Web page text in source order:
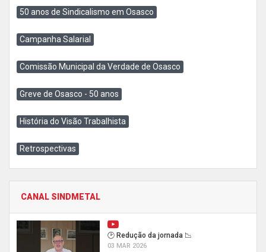
50 anos de Sindicalismo em Osasco
Campanha Salarial
Comissão Municipal da Verdade de Osasco
Greve de Osasco - 50 anos
História do Visão Trabalhista
Retrospectivas
CANAL SINDMETAL
🕑 Redução da jornada 📉
03 MAR 2026